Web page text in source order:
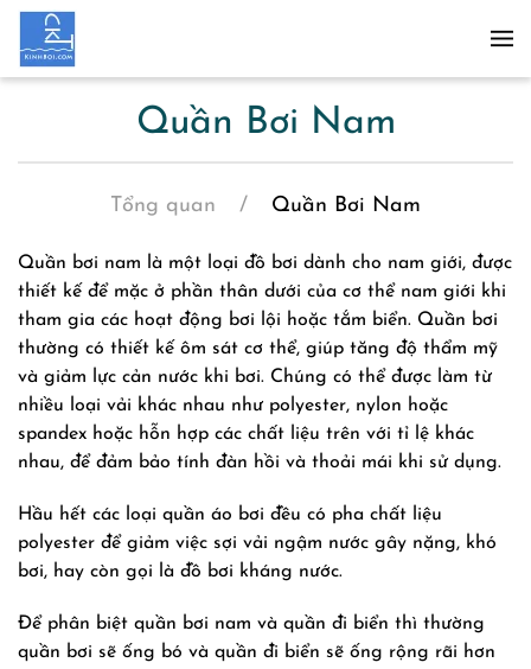
Skip to main content
Quần Bơi Nam
Tổng quan Quần Bơi Nam
Quần bơi nam là một loại đồ bơi dành cho nam giới, được
thiết kế để mặc ở phần thân dưới của cơ thể nam giới khi
tham gia các hoạt động bơi lội hoặc tắm biển. Quần bơi
thường có thiết kế ôm sát cơ thể, giúp tăng độ thẩm mỹ
và giảm lực cản nước khi bơi. Chúng có thể được làm từ
nhiều loại vải khác nhau như polyester, nylon hoặc
spandex hoặc hỗn hợp các chất liệu trên với tỉ lệ khác
nhau, để đảm bảo tính đàn hồi và thoải mái khi sử dụng.
Hầu hết các loại quần áo bơi đều có pha chất liệu
polyester để giảm việc sợi vải ngậm nước gây nặng, khó
bơi, hay còn gọi là đồ bơi kháng nước.
Để phân biệt quần bơi nam và quần đi biển thì thường
quần bơi sẽ ống bó và quần đi biển sẽ ống rộng rãi hơn